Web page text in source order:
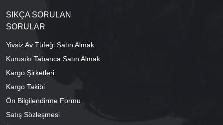
SIKÇA SORULAN
SORULAR
Yivsiz Av Tüfeği Satın Almak
Kurusıkı Tabanca Satın Almak
Kargo Şirketleri
Kargo Takibi
Ön Bilgilendirme Formu
Satış Sözleşmesi